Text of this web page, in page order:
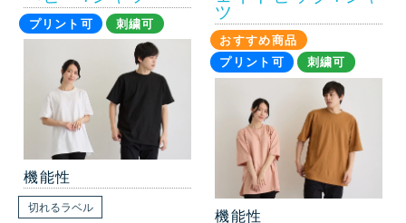
プリント可 刺繍可
機能性
切れるラベル
ツ
おすすめ商品
プリント可
刺繍可
機能性